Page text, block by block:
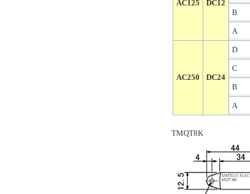
AC125 DC12
B
A
AC250 DC24
D
C
B
A
TMQT8K